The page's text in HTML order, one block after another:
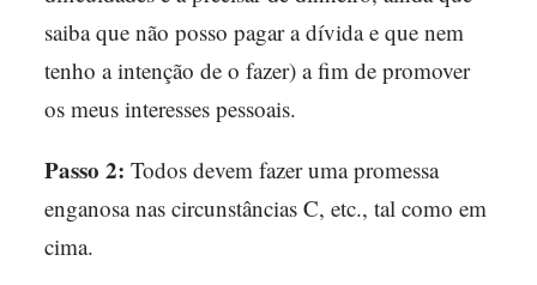
saiba que não posso pagar a dívida e que nem
tenho a intenção de o fazer) a fim de promover
os meus interesses pessoais.
Passo 2: Todos devem fazer uma promessa
enganosa nas circunstâncias C, etc., tal como em
cima.